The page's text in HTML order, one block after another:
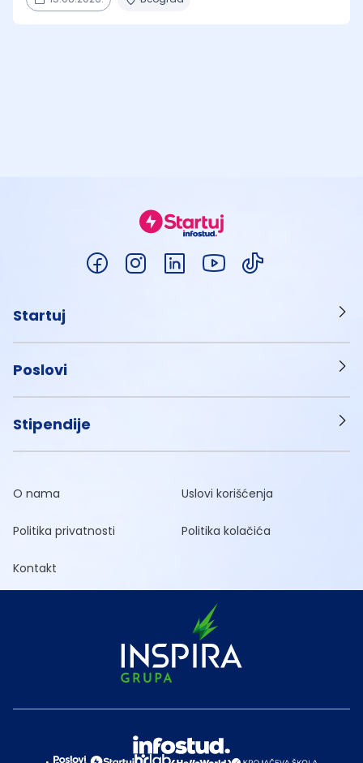
Startuj
Poslovi
Stipendije
O nama Uslovi korišćenja
Politika privatnosti Politika kolačića
Kontakt